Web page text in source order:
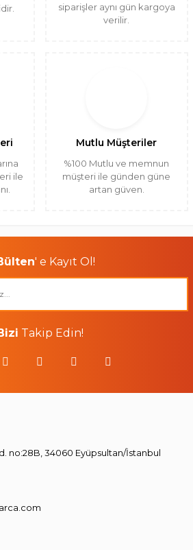
siparişler aynı gün kargoya
verilir.
ile
Mutlu Müşteriler
%100 Mutlu ve memnun
müşteri ile günden güne
artan güven.
' e Kayıt Ol!
Takip Edin!
no:28B, 34060 Eyüpsultan/İstanbul